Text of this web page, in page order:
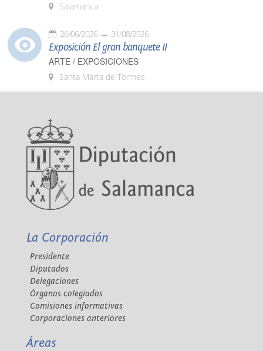
Salamanca
26/06/2026 31/08/2026
Exposición El gran banquete II
ARTE / EXPOSICIONES
Santa Marta de Tormes
La Corporación
Presidente
Diputados
Delegaciones
Órganos colegiados
Comisiones informativas
Corporaciones anteriores
Áreas